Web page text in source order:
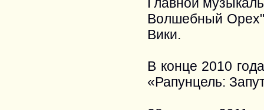
Волшебный Орех"
Вики.
В конце 2010
«Рапунцель: